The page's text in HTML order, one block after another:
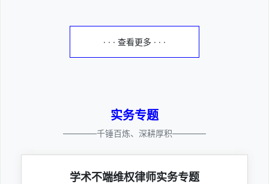
· · · 查看更多 · · ·
实务专题
————千锤百炼、深耕厚积————
学术不端维权律师实务专题